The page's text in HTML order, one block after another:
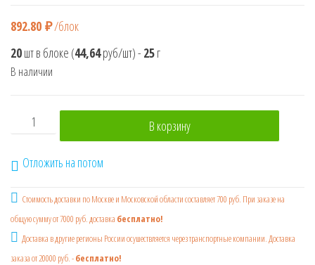
892.80 ₽/блок
20шт в блоке (44,64руб/шт)- 25г
В наличии
Количество товара Конфеты фруктовые леденцы
В корзину
Отложить на потом
Стоимость доставки по Москве и Московской области составляет 700 руб. При заказе на
общую сумму от 7000 руб. доставка бесплатно!
Доставка в другие регионы России осушествляется через транспортные компании. Доставка
заказа от 20000 руб. -бесплатно!